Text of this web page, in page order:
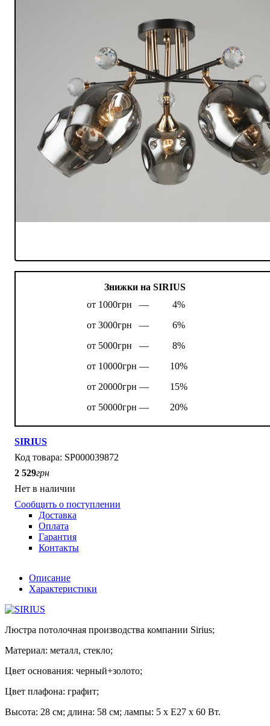
Знижки на SIRIUS
от 1000грн —
4%
от 3000грн —
6%
от 5000грн —
8%
от 10000грн —
10%
от 20000грн —
15%
от 50000грн —
20%
SIRIUS
SP000039872
2 529грн
Нет в наличии
Сообщить о поступлении
Доставка
Оплата
Гарантия
Контакты
Описание
Характеристики
Люстра потолочная производства компании Sirius;
Материал: металл, стекло;
Цвет основания: черный+золото;
Цвет плафона: графит;
Высота: 28 см; длина: 58 см; лампы: 5 х Е27 х 60 Вт.